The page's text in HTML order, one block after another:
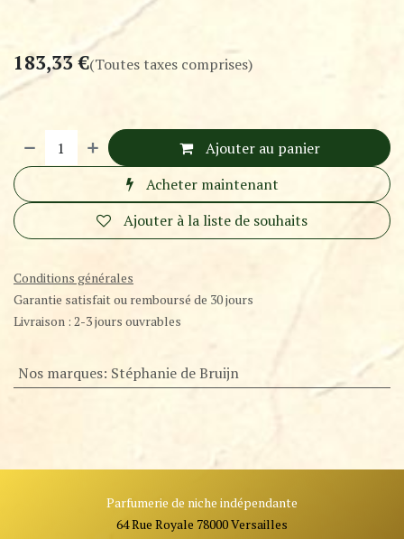
183,33€(Toutes taxes comprises)
Ajouter au panier
Acheter maintenant
Ajouter à la liste de souhaits
Conditions générales
Garantie satisfait ou remboursé de 30 jours
Livraison : 2-3 jours ouvrables
Nos marques: Stéphanie de Bruijn
Parfumerie de niche indépendante
64 Rue Royale 78000 Versailles